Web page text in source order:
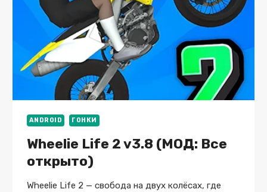
ANDROID ГОНКИ
Wheelie Life 2 v3.8 (МОД: Все
открыто)
Wheelie Life 2 — свобода на двух колёсах, где